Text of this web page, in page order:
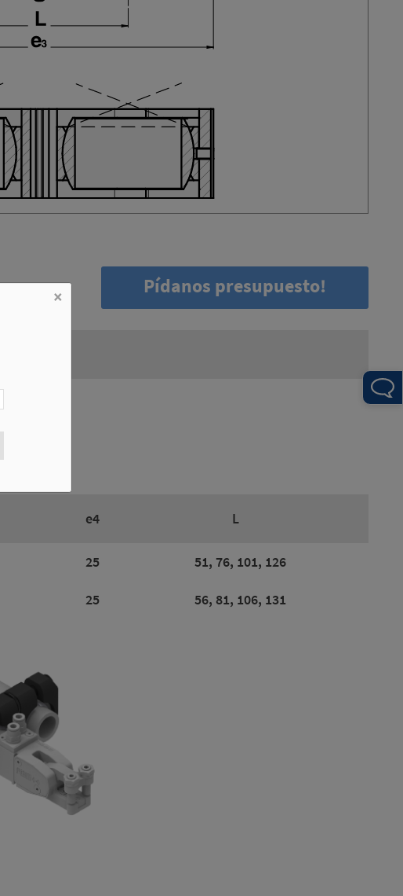
Pídanos presupuesto!
e4 L
25 51, 76, 101, 126
25 56, 81, 106, 131
×